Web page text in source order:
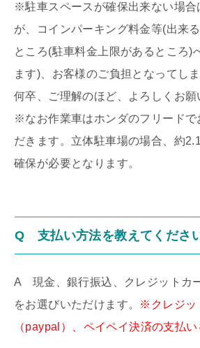
※駐車スペースが確保出来ない場合
が、コインパーキング料金等(出来
ところ(駐車料金上限があるところ)
ます)、お客様のご負担となってしま
何卒、ご理解のほど、よろしくお願
※なお作業車はホンダのフリードで
だきます。立体駐車場の場合、約
確保が必要となります。
Q 支払い方法を教えてください
A 現金、銀行振込、クレジットカ
をお選びいただけます。 ※クレジッ
（paypal）、ペイペイ決済の支払い